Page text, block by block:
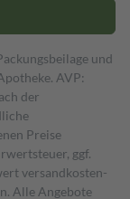
und
AVP:
der
Preise
ggf.
versand­kosten­
Alle Angebote